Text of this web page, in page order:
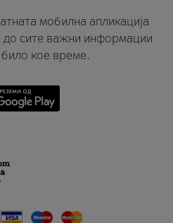
мобилна апликација
до сите важни информации
кое време.